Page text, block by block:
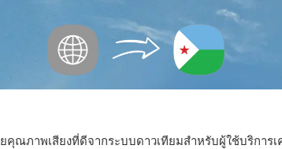
ภาพเสียงที่ดีจากระบบดาวเทียมสำหรับผู้ใช้บริการเ